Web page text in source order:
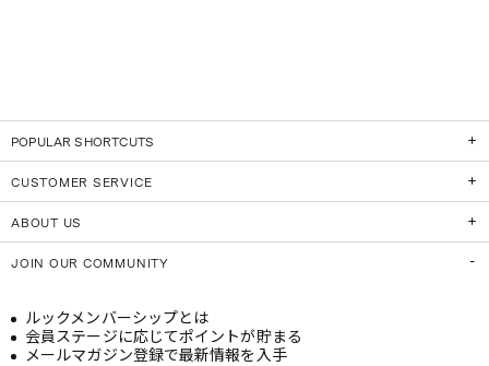
POPULAR SHORTCUTS
CUSTOMER SERVICE
ABOUT US
JOIN OUR COMMUNITY
ルックメンバーシップとは
会員ステージに応じてポイントが貯まる
メールマガジン登録で最新情報を入手